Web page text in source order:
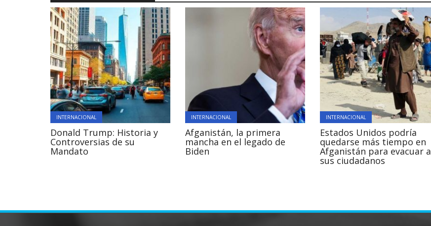
INTERNACIONAL
Donald Trump: Historia y
Controversias de su
Mandato
INTERNACIONAL
Afganistán, la primera
mancha en el legado de
Biden
INTERNACIONAL
Estados Unidos podría
quedarse más tiempo en
Afganistán para evacuar a
sus ciudadanos